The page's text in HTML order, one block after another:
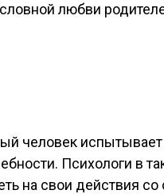
любви
человек испытывает
Психологи в
на свои действия